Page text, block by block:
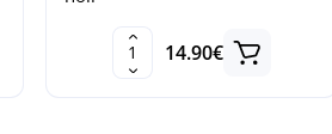
14.90€